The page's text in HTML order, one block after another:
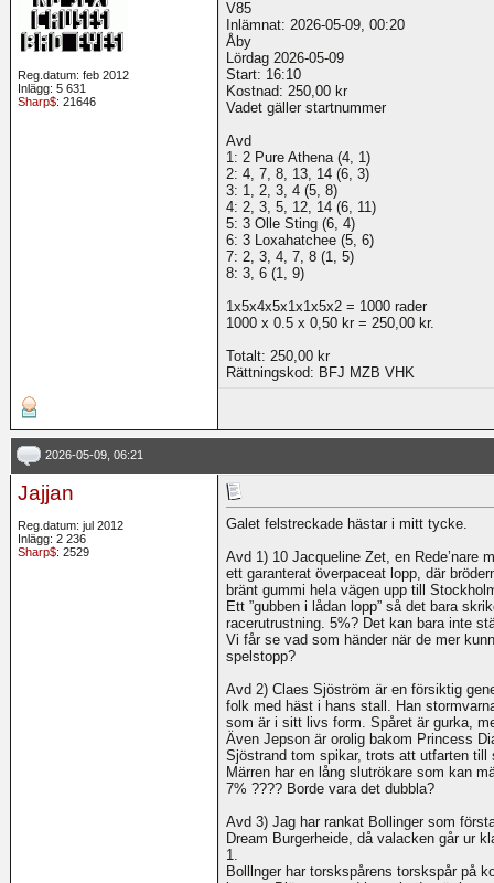
Reg.datum: feb 2012
Inlägg: 5 631
Sharp$: 21646
V85
Inlämnat: 2026-05-09, 00:20
Åby
Lördag 2026-05-09
Start: 16:10
Kostnad: 250,00 kr
Vadet gäller startnummer
Avd
1: 2 Pure Athena (4, 1)
2: 4, 7, 8, 13, 14 (6, 3)
3: 1, 2, 3, 4 (5, 8)
4: 2, 3, 5, 12, 14 (6, 11)
5: 3 Olle Sting (6, 4)
6: 3 Loxahatchee (5, 6)
7: 2, 3, 4, 7, 8 (1, 5)
8: 3, 6 (1, 9)
1x5x4x5x1x1x5x2 = 1000 rader
1000 x 0.5 x 0,50 kr = 250,00 kr.
Totalt: 250,00 kr
Rättningskod: BFJ MZB VHK
2026-05-09, 06:21
Jajjan
Reg.datum: jul 2012
Inlägg: 2 236
Sharp$: 2529
Galet felstreckade hästar i mitt tycke.
Avd 1) 10 Jacqueline Zet, en Rede’nare
ett garanterat överpaceat lopp, där
bränt gummi hela vägen upp till
Ett ”gubben i lådan lopp” så det bara
racerutrustning. 5%? Det kan bara inte
Vi får se vad som händer när de mer
spelstopp?
Avd 2) Claes Sjöström är en försiktig
folk med häst i hans stall. Han
som är i sitt livs form. Spåret är gurka,
Även Jepson är orolig bakom Princess
Sjöstrand tom spikar, trots att utfarten
Märren har en lång slutrökare som kan
7% ???? Borde vara det dubbla?
Avd 3) Jag har rankat Bollinger som
Dream Burgerheide, då valacken går ur
1.
Bolllnger har torskspårens torskspår på